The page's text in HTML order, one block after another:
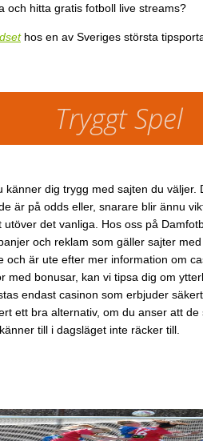
och hitta gratis fotboll live streams?
hos en av Sveriges största
Tryggt Spel
känner dig trygg med sajten du väljer.
är på odds eller, snarare blir ännu
det vanliga. Hos oss på
och reklam som gäller sajter med
och är ute efter mer information om
med bonusar, kan vi tipsa dig om
endast casinon som erbjuder
ett bra alternativ, om du anser att de
till i dagsläget inte räcker till.